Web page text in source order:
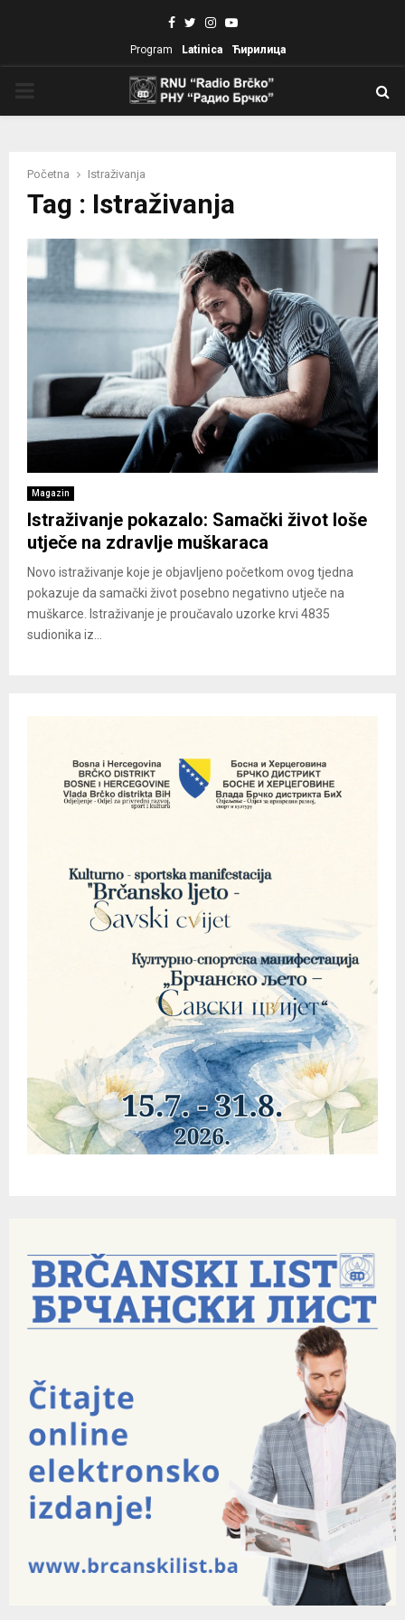
Facebook
TwitterInstagram
Youtube
Program Latinica Ћирилица
Početna Istraživanja
Tag : Istraživanja
Magazin
Istraživanje pokazalo: Samački život loše
utječe na zdravlje muškaraca
Novo istraživanje koje je objavljeno početkom ovog tjedna
pokazuje da samački život posebno negativno utječe na
muškarce. Istraživanje je proučavalo uzorke krvi 4835
sudionika iz...